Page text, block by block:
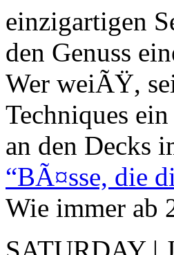
einzigartigen
den Genuss
Wer weiÃŸ,
Techniques
an den Decks
“BÃ¤sse, die
Wie immer ab